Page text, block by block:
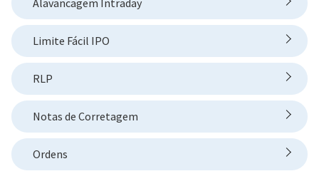
Limite Fácil IPO
RLP
Notas de Corretagem
Ordens